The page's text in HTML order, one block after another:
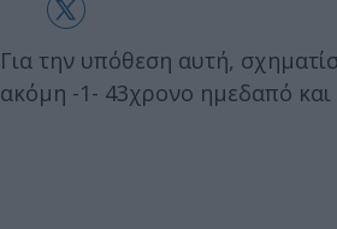
Για την υπόθεση αυτή,
ακόμη -1- 43χρονο ημεδαπό